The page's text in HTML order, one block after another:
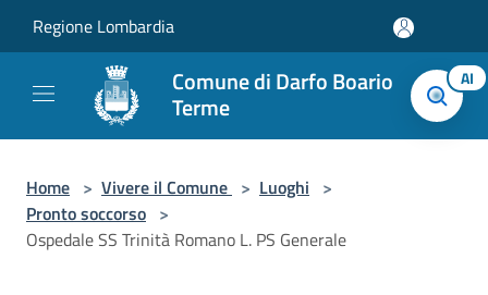
Regione Lombardia
Comune di Darfo Boario
Terme
AI
Home > Vivere il Comune > Luoghi >
Pronto soccorso >
Ospedale SS Trinità Romano L. PS Generale